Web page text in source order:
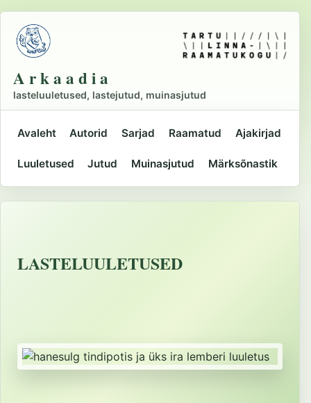
Liigu
põhisisu
juurde
A r k a a d i a
lasteluuletused, lastejutud, muinasjutud
Peamine
navigatsioon
Avaleht Autorid Sarjad Raamatud Ajakirjad
Luuletused Jutud Muinasjutud Märksõnastik
LASTELUULETUSED